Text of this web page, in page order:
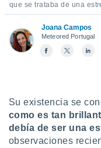
y análisis
como
perfil
más
nuestra
y
que se trataba de una
Joana Campos
Meteored Portugal
Su existencia se
como es tan
debía de ser una
observaciones